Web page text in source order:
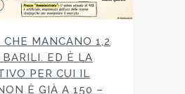
MANCANO 1,2
BARILI. ED È LA
PER CUI IL
È GIÀ A 150 –